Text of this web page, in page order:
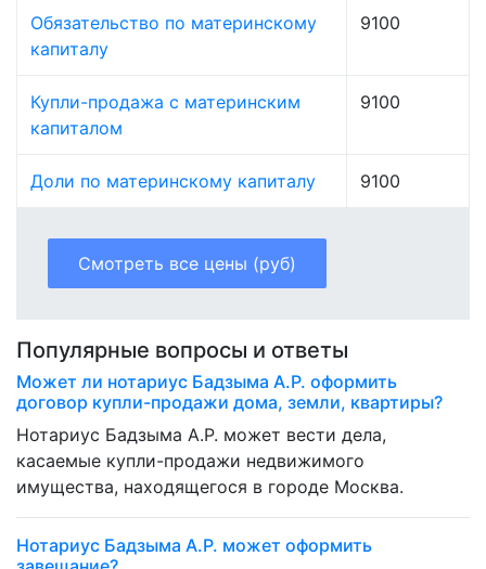
Обязательство по материнскому
капиталу
9100
Купли-продажа с материнским
капиталом
9100
Доли по материнскому капиталу 9100
Смотреть все цены (руб)
Популярные вопросы и ответы
Может ли нотариус Бадзыма А.Р. оформить
договор купли-продажи дома, земли, квартиры?
Нотариус Бадзыма А.Р. может вести дела,
касаемые купли-продажи недвижимого
имущества, находящегося в городе Москва.
Нотариус Бадзыма А.Р. может оформить